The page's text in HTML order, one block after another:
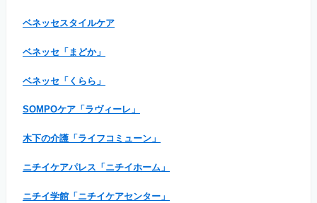
ベネッセスタイルケア
ベネッセ「まどか」
ベネッセ「くらら」
SOMPOケア「ラヴィーレ」
木下の介護「ライフコミューン」
ニチイケアパレス「ニチイホーム」
ニチイ学館「ニチイケアセンター」